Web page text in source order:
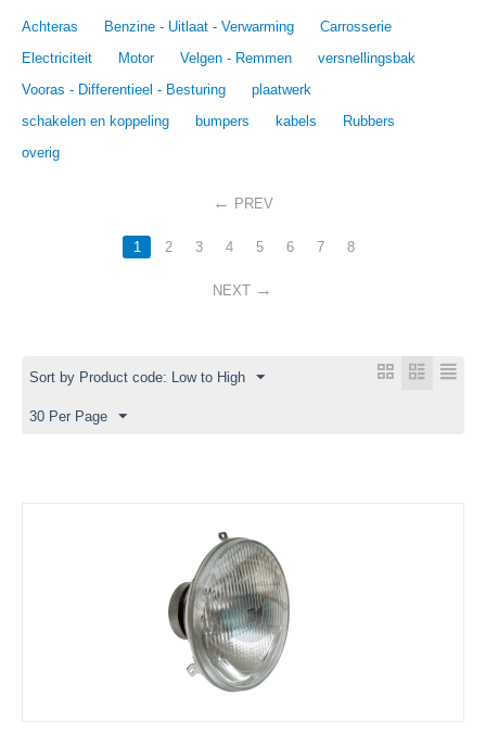
Achteras Benzine - Uitlaat - Verwarming
Carrosserie
Electriciteit
Motor Velgen - Remmen
versnellingsbak
Vooras - Differentieel - Besturing
plaatwerk
schakelen en koppeling
bumpers kabels
Rubbers
overig
PREV
1 2 3 4 5 6 7 8
NEXT
Sort by Product code: Low to High
30 Per Page